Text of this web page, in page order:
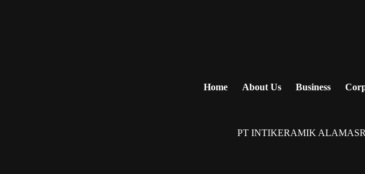
Home About Us Business
PT INTIKERAMIK